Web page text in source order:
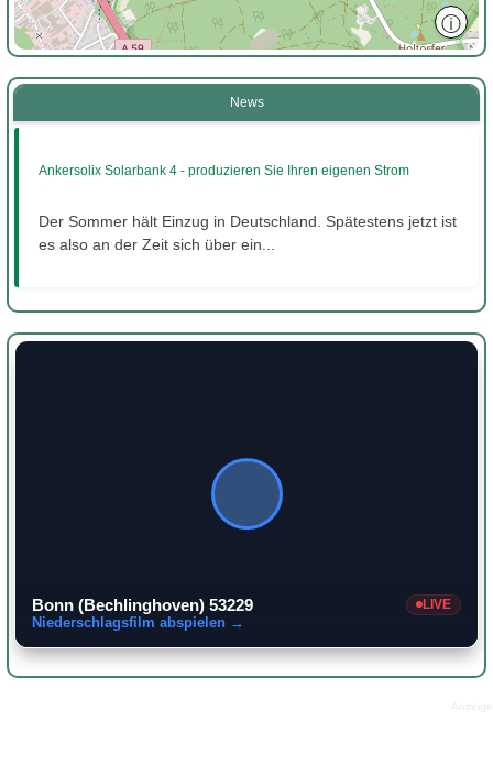
ⓘ
News
Ankersolix Solarbank 4 - produzieren Sie Ihren eigenen Strom
Der Sommer hält Einzug in Deutschland. Spätestens jetzt ist
es also an der Zeit sich über ein...
Bonn (Bechlinghoven) 53229 LIVE
Niederschlagsfilm abspielen →